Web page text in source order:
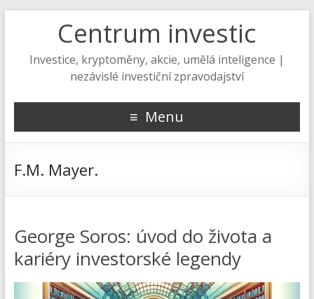
Centrum investic
Investice, kryptoměny, akcie, umělá inteligence |
nezávislé investiční zpravodajství
Menu
F.M. Mayer.
George Soros: úvod do života a
kariéry investorské legendy